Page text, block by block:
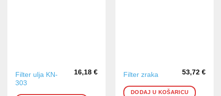
Filter ulja KN-
303
16,18 € Filter zraka 53,72 €
DODAJ U KOŠARICU